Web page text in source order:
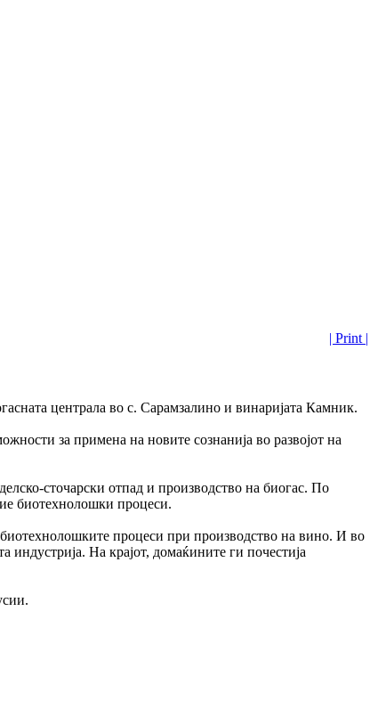
| Print |
централа во с. Сарамзалино и винаријата Камник.
за примена на новите сознанија во развојот на
сточарски отпад и производство на биогас. По
биотехнолошки процеси.
процеси при производство на вино. И во
индустрија. На крајот, домаќините ги почестија